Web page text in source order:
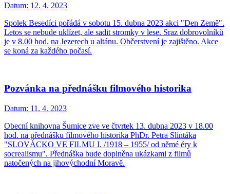
Datum: 12. 4. 2023
Spolek Besedíci pořádá v sobotu 15. dubna 2023 akci "Den Země".
Letos se nebude uklízet, ale sadit stromky v lese. Sraz dobrovolníků
je v 8.00 hod. na Jezerech u altánu. Občerstvení je zajištěno. Akce
se koná za každého počasí.
Pozvánka na přednášku filmového historika
Datum: 11. 4. 2023
Obecní knihovna Šumice zve ve čtvrtek 13. dubna 2023 v 18.00
hod. na přednášku filmového historika PhDr. Petra Slintáka
"SLOVÁCKO VE FILMU I. /1918 – 1955/ od němé éry k
socrealismu". Přednáška bude doplněna ukázkami z filmů
natočených na jihovýchodní Moravě.